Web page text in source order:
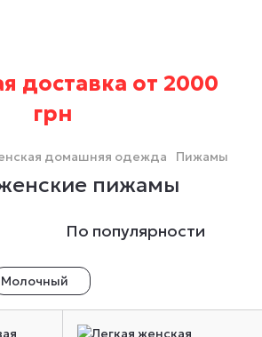
доставка от 2000
грн
домашняя одежда Пижамы
пижамы
По популярности
Молочный